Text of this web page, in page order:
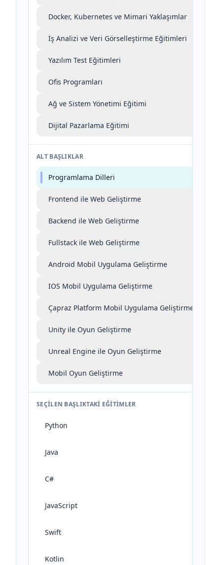
Docker, Kubernetes ve Mimari Yaklaşımlar
İş Analizi ve Veri Görselleştirme Eğitimleri
Yazılım Test Eğitimleri
Ofis Programları
Ağ ve Sistem Yönetimi Eğitimi
Dijital Pazarlama Eğitimi
ALT BAŞLIKLAR
Programlama Dilleri
Frontend ile Web Geliştirme
Backend ile Web Geliştirme
Fullstack ile Web Geliştirme
Android Mobil Uygulama Geliştirme
IOS Mobil Uygulama Geliştirme
Çapraz Platform Mobil Uygulama Geliştirme
Unity ile Oyun Geliştirme
Unreal Engine ile Oyun Geliştirme
Mobil Oyun Geliştirme
SEÇILEN BAŞLIKTAKI EĞITIMLER
Python
Java
C#
JavaScript
Swift
Kotlin